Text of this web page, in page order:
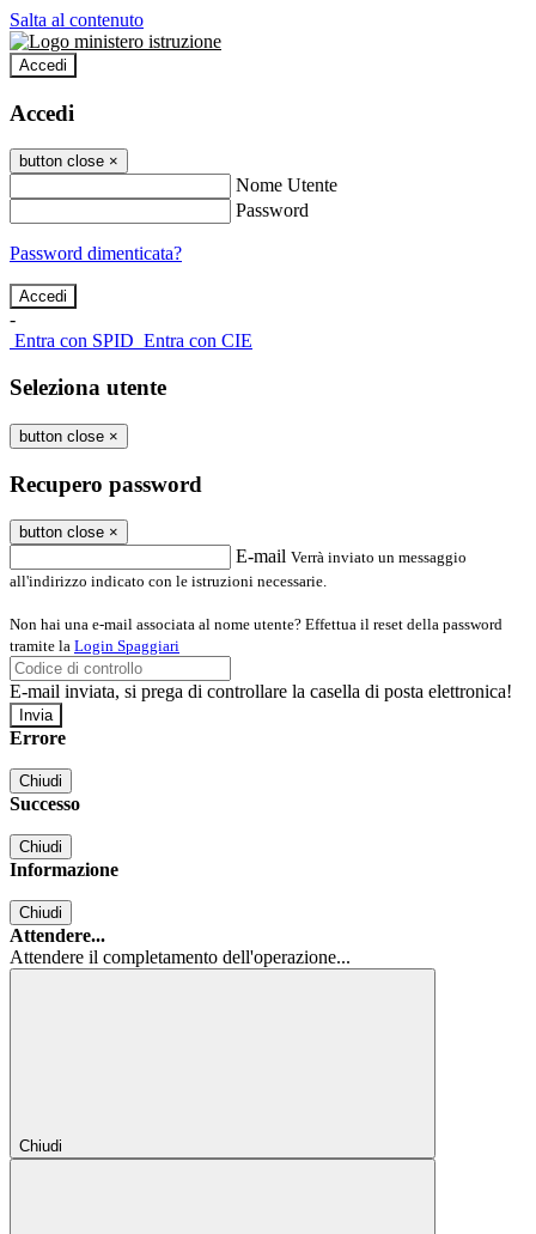
Salta al contenuto
Accedi
Accedi
button close ×
Nome Utente
Password
Password dimenticata?
-
Entra con SPID Entra con CIE
Seleziona utente
button close ×
Recupero password
button close ×
E-mail Verrà inviato un messaggio
all'indirizzo indicato con le istruzioni necessarie.
Non hai una e-mail associata al nome utente? Effettua il reset della password
tramite la Login Spaggiari
E-mail inviata, si prega di controllare la casella di posta elettronica!
Errore
Chiudi
Successo
Chiudi
Informazione
Chiudi
Attendere...
Attendere il completamento dell'operazione...
Chiudi